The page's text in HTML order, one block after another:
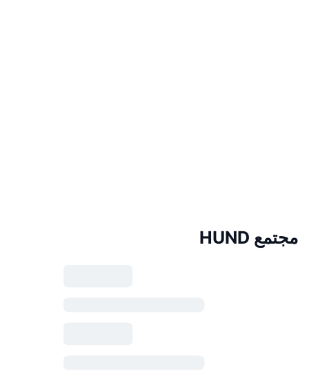
مجتمع HUND